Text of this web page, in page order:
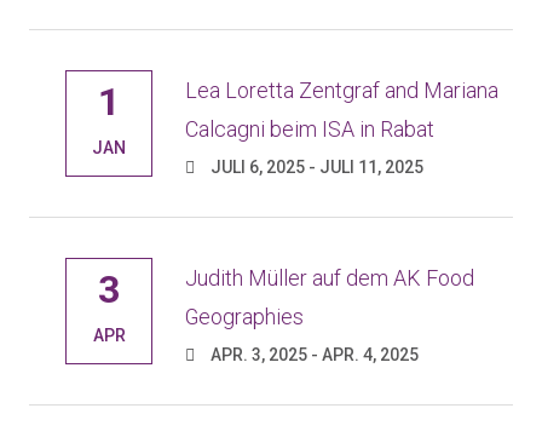
1
JAN
Lea Loretta Zentgraf and Mariana
Calcagni beim ISA in Rabat
JULI 6, 2025 - JULI 11, 2025
3
APR
Judith Müller auf dem AK Food
Geographies
APR. 3, 2025 - APR. 4, 2025